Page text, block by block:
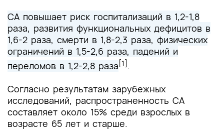
СА повышает риск госпитализаций в 1,2-1,8
раза, развития функциональных дефицитов в
1,6-2 раза, смерти в 1,8-2,3 раза, физических
ограничений в 1,5-2,6 раза, падений и
переломов в 1,2-2,8 раза[1].
Согласно результатам зарубежных
исследований, распространенность СА
составляет около 15% среди взрослых в
возрасте 65 лет и старше.